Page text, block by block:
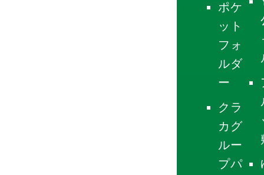
ポケ
ット
フォ
ルダ
ー
クラ
カグ
ルー
プパ